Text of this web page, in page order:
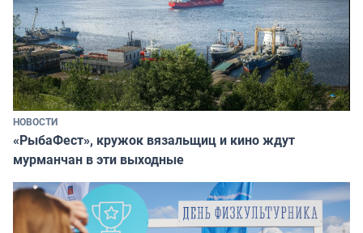
НОВОСТИ
«РыбаФест», кружок вязальщиц и кино ждут
мурманчан в эти выходные